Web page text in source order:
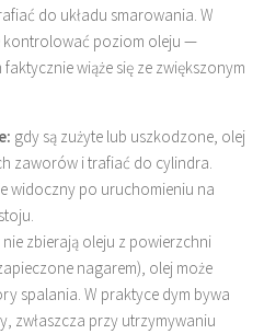
do układu smarowania. W
kontrolować poziom oleju —
wiąże się ze zwiększonym
gdy są zużyte lub uszkodzone, olej
zaworów i trafiać do cylindra.
widoczny po uruchomieniu na
nie zbierają oleju z powierzchni
nagarem), olej może
spalania. W praktyce dym bywa
zwłaszcza przy utrzymywaniu